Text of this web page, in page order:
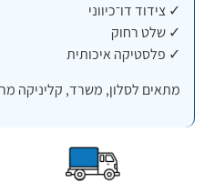
✓ צידוד דו־כיווני
✓ שלט רחוק
✓ פלסטיקה איכותית
מתאים לסלון, משרד, קליניקה